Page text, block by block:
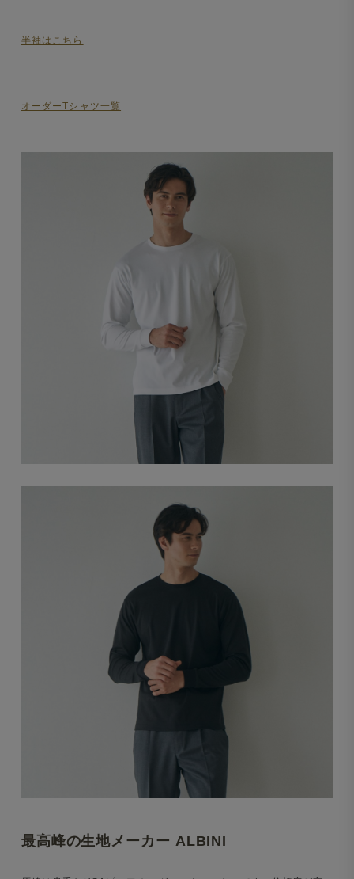
半袖はこちら
オーダーTシャツ一覧
最高峰の生地メーカー ALBINI